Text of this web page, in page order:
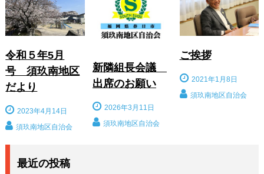
令和５年5月
号 須玖南地区
だより
2023年4月14日
須玖南地区自治会
新隣組長会議
出席のお願い
2026年3月11日
須玖南地区自治会
ご挨拶
2021年1月8日
須玖南地区自治会
最近の投稿